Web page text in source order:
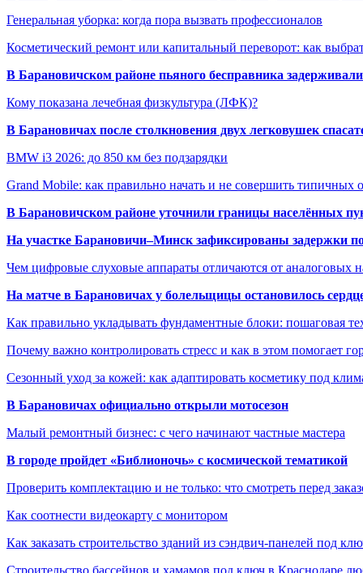
Генеральная уборка: когда пора вызвать профессионалов
Косметический ремонт или капитальный переворот: как
В Барановичском районе пьяного бесправника задерживали
Кому показана лечебная физкультура (ЛФК)?
В Барановичах после столкновения двух легковушек
BMW i3 2026: до 850 км без подзарядки
Grand Mobile: как правильно начать и не совершить типичных
В Барановичском районе уточнили границы населённых
На участке Барановичи–Минск зафиксированы задержки
Чем цифровые слуховые аппараты отличаются от аналоговых
На матче в Барановичах у болельщицы остановилось
Как правильно укладывать фундаментные блоки: пошаговая
Почему важно контролировать стресс и как в этом помогает
Сезонный уход за кожей: как адаптировать косметику под
В Барановичах официально открыли мотосезон
Малый ремонтный бизнес: с чего начинают частные мастера
В городе пройдет «Библионочь» с космической тематикой
Проверить комплектацию и не только: что смотреть перед
Как соотнести видеокарту с монитором
Как заказать строительство зданий из сэндвич-панелей под
Строительство бассейнов и хамамов под ключ в Краснодаре